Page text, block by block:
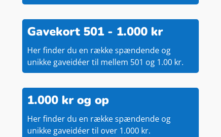
Gavekort 501 - 1.000 kr
Her finder du en række spændende og
unikke gaveidéer til mellem 501 og 1.00 kr.
1.000 kr og op
Her finder du en række spændende og
unikke gaveidéer til over 1.000 kr.